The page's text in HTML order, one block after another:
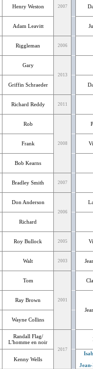
2007
Henry Weston
Adam Leavitt
Riggleman 2006
Gary
2013
Griffin Schraeder
Richard Reddy 2011
Rob
2008
Frank
Bob Kearns
Bradley Smith 2007
Don Anderson
2006
Richard
Roy Bullock 2005
Walt 2003
Tom
2001
Ray Brown
Wayne Collins
Randall Flag/
L'homme en noir
2017
Kenny Wells